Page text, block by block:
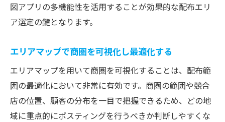
図アプリの多機能性を活用することが効果的な配布エリ
ア選定の鍵となります。
エリアマップで商圏を可視化し最適化する
エリアマップを用いて商圏を可視化することは、配布範
囲の最適化において非常に有効です。商圏の範囲や競合
店の位置、顧客の分布を一目で把握できるため、どの地
域に重点的にポスティングを行うべきか判断しやすくな